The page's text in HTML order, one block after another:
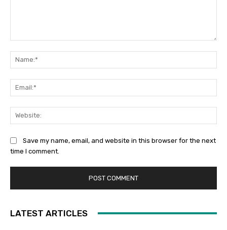
Save my name, email, and website in this browser for the next
time I comment.
LATEST ARTICLES